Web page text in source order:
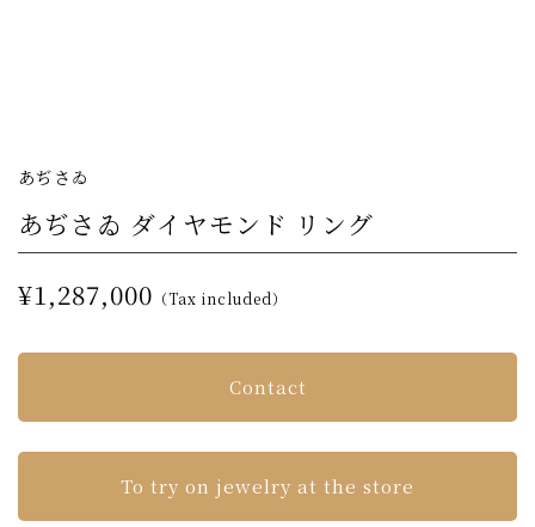
あぢさゐ
あぢさゐ ダイヤモンド リング
¥1,287,000 （Tax included）
Contact
To try on jewelry at the store